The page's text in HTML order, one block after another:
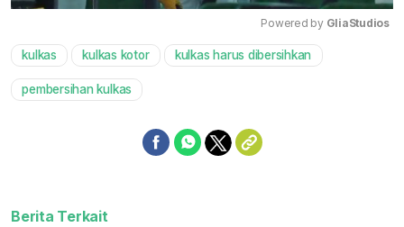
Powered by GliaStudios
kulkas kulkas kotor kulkas harus dibersihkan
pembersihan kulkas
Berita Terkait